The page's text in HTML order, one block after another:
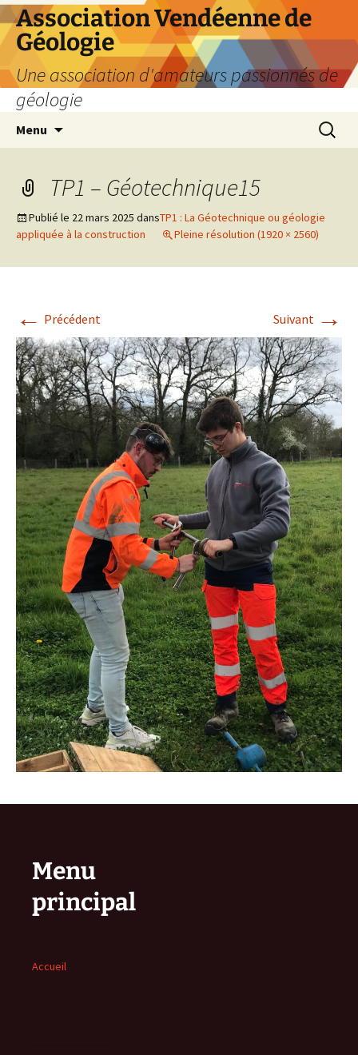
Aller
au
contenu
Association Vendéenne de
Géologie
Une association d'amateurs passionnés de
géologie
Menu
TP1 – Géotechnique15
Publié le 22 mars 2025 dansTP1 : La Géotechnique ou géologie
appliquée à la construction
Pleine résolution (1920 × 2560)
← Précédent Suivant →
Menu
principal
Accueil